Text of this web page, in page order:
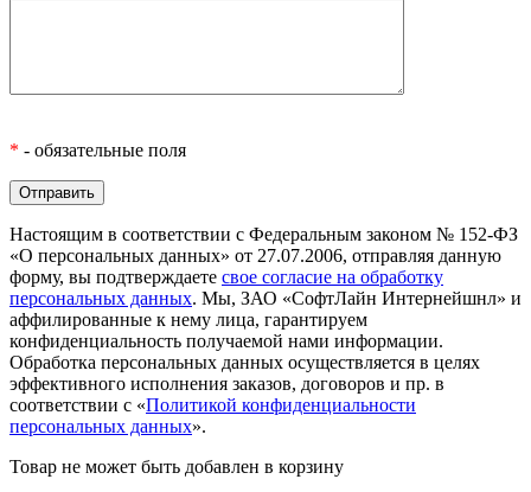
* - обязательные поля
Настоящим в соответствии с Федеральным законом № 152-ФЗ
«О персональных данных» от 27.07.2006, отправляя данную
форму, вы подтверждаете свое согласие на обработку
персональных данных. Мы, ЗАО «СофтЛайн Интернейшнл» и
аффилированные к нему лица, гарантируем
конфиденциальность получаемой нами информации.
Обработка персональных данных осуществляется в целях
эффективного исполнения заказов, договоров и пр. в
соответствии с «Политикой конфиденциальности
персональных данных».
Товар не может быть добавлен в корзину